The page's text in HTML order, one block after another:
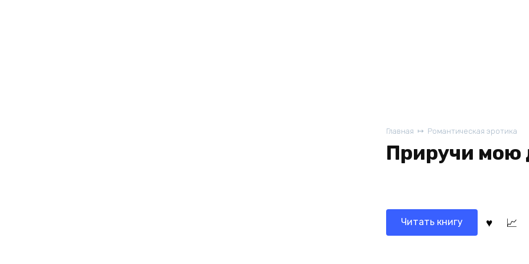
Главная Романтическая эротика
Приручи мою
Читать книгу